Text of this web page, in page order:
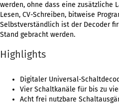
werden, ohne dass eine zusätzliche
Lesen, CV-Schreiben, bitweise
Selbstverständlich ist der Decoder
Stand gebracht werden.
Highlights
Digitaler Universal-
Vier Schaltkanäle für bis zu
Acht frei nutzbare